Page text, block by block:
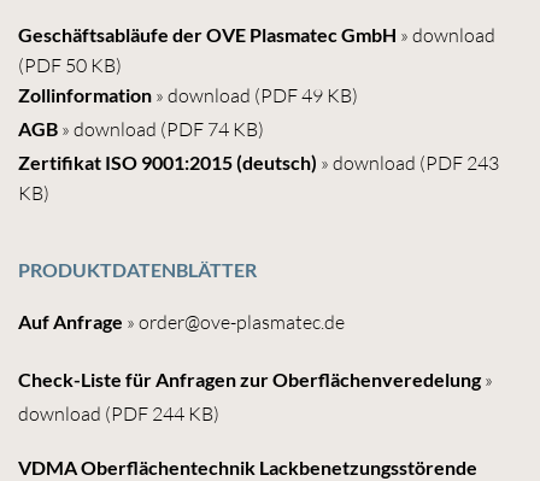
Geschäftsabläufe der OVE Plasmatec GmbH » download
(PDF 50 KB)
Zollinformation » download (PDF 49 KB)
AGB » download (PDF 74 KB)
Zertifikat ISO 9001:2015 (deutsch) » download (PDF 243
KB)
PRODUKTDATENBLÄTTER
Auf Anfrage » order@ove-plasmatec.de
Check-Liste für Anfragen zur Oberflächenveredelung »
download (PDF 244 KB)
VDMA Oberflächentechnik Lackbenetzungsstörende